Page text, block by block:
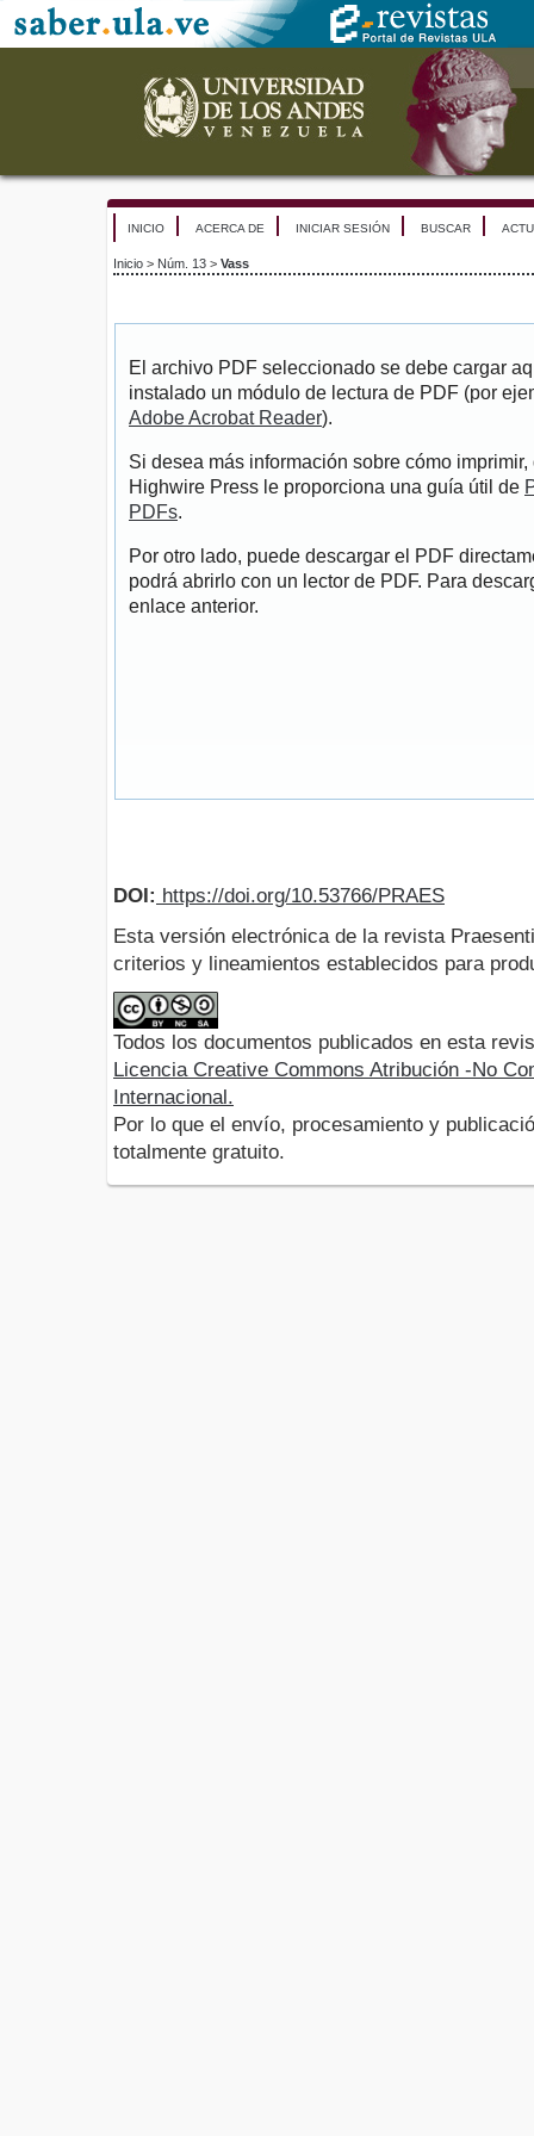
INICIO ACERCA DE INICIAR SESIÓN BUSCAR
Inicio > Núm. 13 > Vass
El archivo PDF seleccionado se debe cargar
instalado un módulo de lectura de PDF (por
Adobe Acrobat Reader).
Si desea más información sobre cómo
Highwire Press le proporciona una guía útil de
PDFs.
Por otro lado, puede descargar el PDF
podrá abrirlo con un lector de PDF. Para
enlace anterior.
DOI: https://doi.org/10.53766/PRAES
Esta versión electrónica de la revista
criterios y lineamientos establecidos para
Todos los documentos publicados en esta
Licencia Creative Commons Atribución -No
Internacional.
Por lo que el envío, procesamiento y
totalmente gratuito.